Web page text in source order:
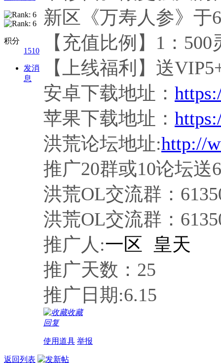
积分
1510
发消
息
新区《万寿人参》于
【充值比例】1：500
【上线福利】送
安卓下载地址：
苹果下载地址：
洪荒论坛地址:http://
推广20群或10论坛送
洪荒OL交流群：
洪荒OL交流群：
推广人:一区 皇天
推广天数：25
推广日期:6.15
收藏
回复
使用道具 举报
返回列表